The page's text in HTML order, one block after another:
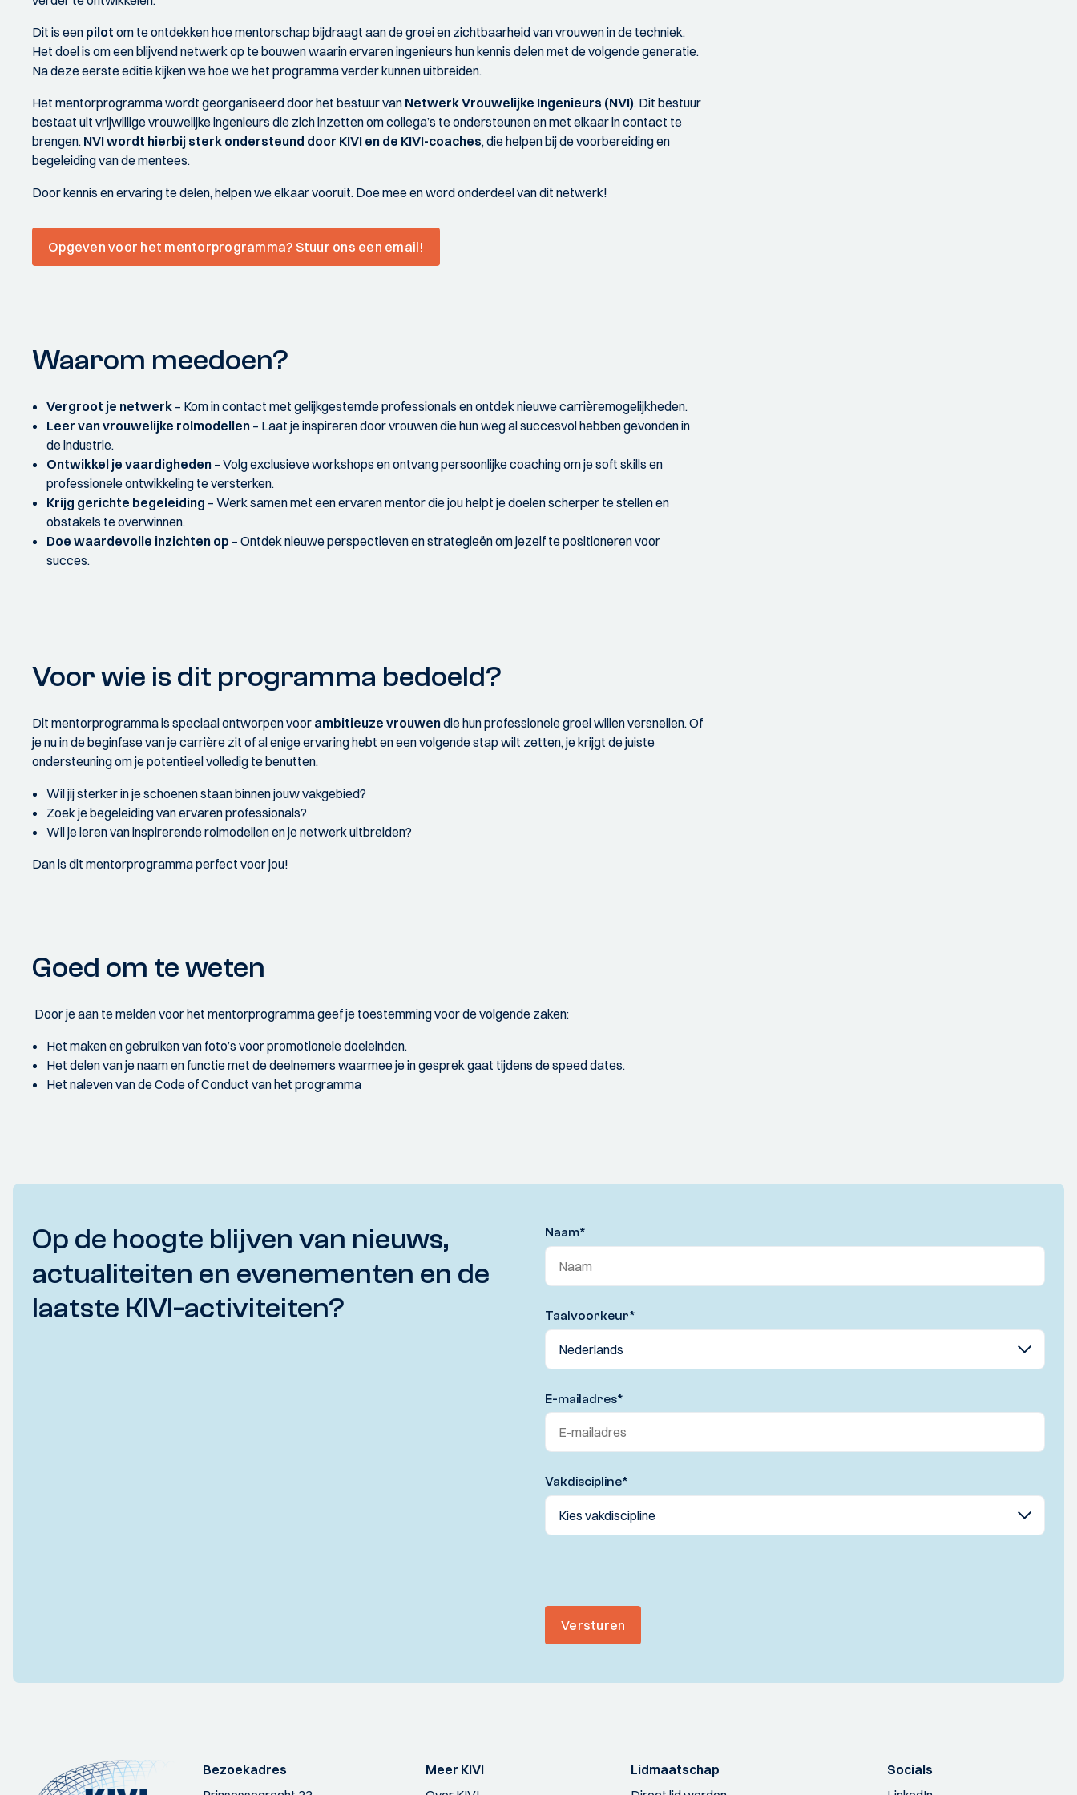
Dit is een pilot om te ontdekken hoe mentorschap bijdraagt aan de groei en zichtbaarheid van vrouwen in de techniek.
Het doel is om een blijvend netwerk op te bouwen waarin ervaren ingenieurs hun kennis delen met de volgende generatie.
Na deze eerste editie kijken we hoe we het programma verder kunnen uitbreiden.
Het mentorprogramma wordt georganiseerd door het bestuur van Netwerk Vrouwelijke Ingenieurs (NVI). Dit bestuur
bestaat uit vrijwillige vrouwelijke ingenieurs die zich inzetten om collega’s te ondersteunen en met elkaar in contact te
brengen. NVI wordt hierbij sterk ondersteund door KIVI en de KIVI-coaches, die helpen bij de voorbereiding en
begeleiding van de mentees.
Door kennis en ervaring te delen, helpen we elkaar vooruit. Doe mee en word onderdeel van dit netwerk!
Opgeven voor het mentorprogramma? Stuur ons een email!
Waarom meedoen?
Vergroot je netwerk – Kom in contact met gelijkgestemde professionals en ontdek nieuwe carrièremogelijkheden.
Leer van vrouwelijke rolmodellen – Laat je inspireren door vrouwen die hun weg al succesvol hebben gevonden in
de industrie.
Ontwikkel je vaardigheden – Volg exclusieve workshops en ontvang persoonlijke coaching om je soft skills en
professionele ontwikkeling te versterken.
Krijg gerichte begeleiding – Werk samen met een ervaren mentor die jou helpt je doelen scherper te stellen en
obstakels te overwinnen.
Doe waardevolle inzichten op – Ontdek nieuwe perspectieven en strategieën om jezelf te positioneren voor
succes.
Voor wie is dit programma bedoeld?
Dit mentorprogramma is speciaal ontworpen voor ambitieuze vrouwendie hun professionele groei willen versnellen. Of
je nu in de beginfase van je carrière zit of al enige ervaring hebt en een volgende stap wilt zetten, je krijgt de juiste
ondersteuning om je potentieel volledig te benutten.
Wil jij sterker in je schoenen staan binnen jouw vakgebied?
Zoek je begeleiding van ervaren professionals?
Wil je leren van inspirerende rolmodellen en je netwerk uitbreiden?
Dan is dit mentorprogramma perfect voor jou!
Goed om te weten
Door je aan te melden voor het mentorprogramma geef je toestemming voor de volgende zaken:
Het maken en gebruiken van foto’s voor promotionele doeleinden.
Het delen van je naam en functie met de deelnemers waarmee je in gesprek gaat tijdens de speed dates.
Het naleven van de Code of Conduct van het programma
Op de hoogte blijven van nieuws,
actualiteiten en evenementen en de
laatste KIVI-activiteiten?
Naam*
Taalvoorkeur*
E-mailadres*
Vakdiscipline*
Versturen
Bezoekadres
Meer KIVI
Lidmaatschap
Socials